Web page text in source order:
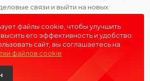
связи и выйти на новых
- первая пищевая онлайн-
файлы cookie, чтобы улучшить
его эффективность и удобство.
сайт, вы соглашаетесь на
файлов cookie